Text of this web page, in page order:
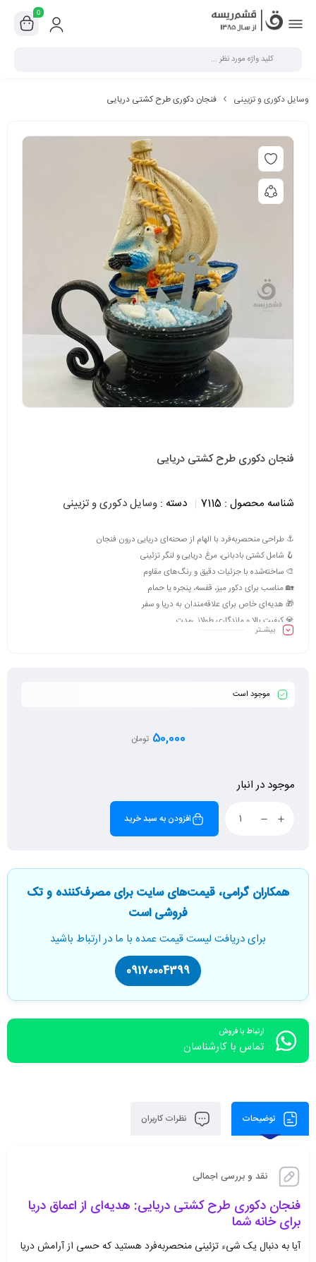
0
وسایل دکوری و تزیینی فنجان دکوری طرح کشتی دریایی
فنجان دکوری طرح کشتی دریایی
شناسه محصول : 7115 دسته : وسایل دکوری و تزیینی
⚓ طراحی منحصربه‌فرد با الهام از صحنه‌ای دریایی درون فنجان
🪝 شامل کشتی بادبانی، مرغ دریایی و لنگر تزئینی
🎨 ساخته‌شده با جزئیات دقیق و رنگ‌های مقاوم
🏡 مناسب برای دکور میز، قفسه، پنجره یا حمام
🎁 هدیه‌ای خاص برای علاقه‌مندان به دریا و سفر
💎 کیفیت بالا و ماندگاری طولانی‌مدت
🕯️ قابل ترکیب با شمع و وسایل دکوری دیگر
بیشـتر
موجود است
50,000 تومان
موجود در انبار
افزودن به سبد خرید
همکاران گرامی، قیمت‌های سایت برای مصرف‌کننده و تک
فروشی است
برای دریافت لیست قیمت عمده با ما در ارتباط باشید
09170004399
ارتباط با فروش
تماس با کارشناسان
توضیحات نظرات کاربران
نقد و بررسی اجمالی
فنجان دکوری طرح کشتی دریایی: هدیه‌ای از اعماق دریا
برای خانه شما
آیا به دنبال یک شیء تزئینی منحصربه‌فرد هستید که حسی از آرامش دریا